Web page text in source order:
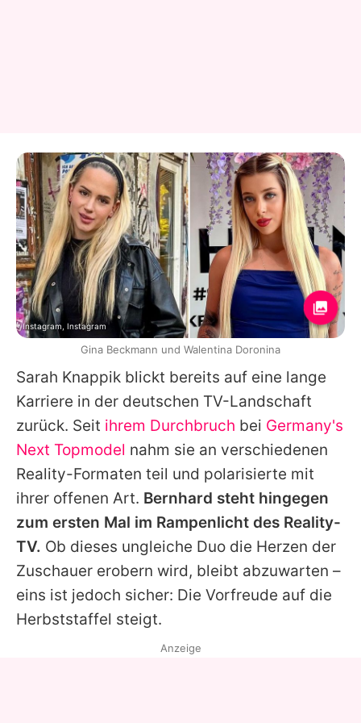
Sarah Knappik blickt bereits auf eine lange
Karriere in der deutschen TV-Landschaft
zurück. Seit ihrem Durchbruch bei Germany's
Next Topmodel nahm sie an verschiedenen
Reality-Formaten teil und polarisierte mit
ihrer offenen Art. Bernhard steht hingegen
zum ersten Mal im Rampenlicht des Reality-
TV. Ob dieses ungleiche Duo die Herzen der
Zuschauer erobern wird, bleibt abzuwarten –
eins ist jedoch sicher: Die Vorfreude auf die
Herbststaffel steigt.
Instagram, Instagram
Gina Beckmann und Walentina Doronina
Anzeige